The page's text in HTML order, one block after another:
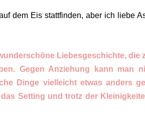
dem Eis stattfinden, aber ich liebe
Liebesgeschichte, die
Gegen Anziehung kann man
Dinge vielleicht etwas anders
Setting und trotz der